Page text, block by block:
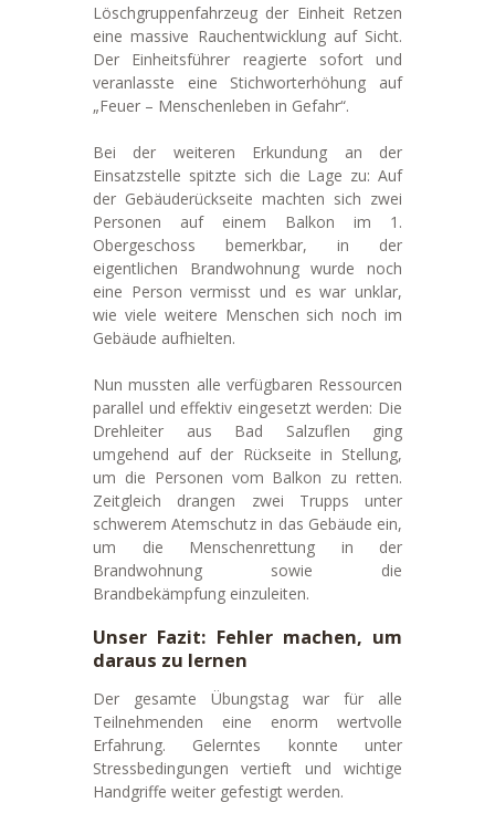
Löschgruppenfahrzeug der Einheit Retzen
eine massive Rauchentwicklung auf Sicht.
Der Einheitsführer reagierte sofort und
veranlasste eine Stichworterhöhung auf
„Feuer – Menschenleben in Gefahr“.
Bei der weiteren Erkundung an der
Einsatzstelle spitzte sich die Lage zu: Auf
der Gebäuderückseite machten sich zwei
Personen auf einem Balkon im 1.
Obergeschoss bemerkbar, in der
eigentlichen Brandwohnung wurde noch
eine Person vermisst und es war unklar,
wie viele weitere Menschen sich noch im
Gebäude aufhielten.
Nun mussten alle verfügbaren Ressourcen
parallel und effektiv eingesetzt werden: Die
Drehleiter aus Bad Salzuflen ging
umgehend auf der Rückseite in Stellung,
um die Personen vom Balkon zu retten.
Zeitgleich drangen zwei Trupps unter
schwerem Atemschutz in das Gebäude ein,
um die Menschenrettung in der
Brandwohnung sowie die
Brandbekämpfung einzuleiten.
Unser Fazit: Fehler machen, um
daraus zu lernen
Der gesamte Übungstag war für alle
Teilnehmenden eine enorm wertvolle
Erfahrung. Gelerntes konnte unter
Stressbedingungen vertieft und wichtige
Handgriffe weiter gefestigt werden.